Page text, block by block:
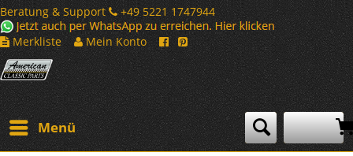
Beratung & Support
+49 5221 1747944
Merkliste
Mein Konto
Menü